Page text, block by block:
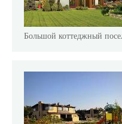
Большой коттеджный